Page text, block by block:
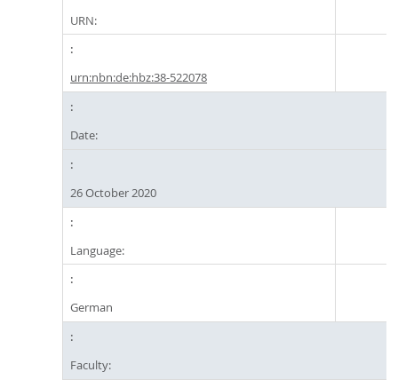
URN:
urn:nbn:de:hbz:38-522078
Date:
26 October 2020
Language:
German
Faculty: